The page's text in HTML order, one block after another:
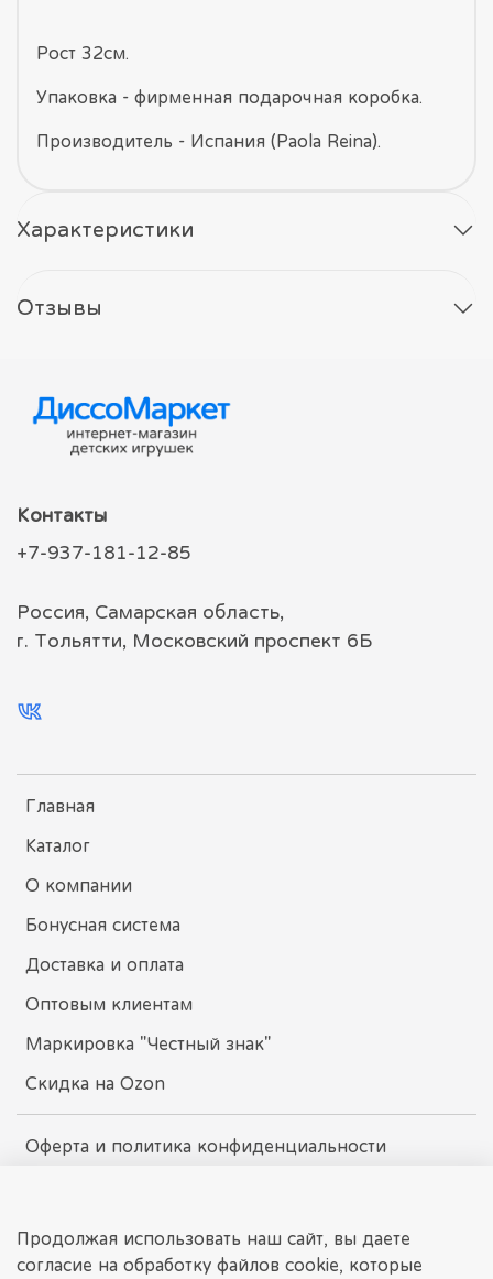
Рост 32см.
Упаковка - фирменная подарочная коробка.
Производитель - Испания (Paola Reina).
Характеристики
Отзывы
Главная
Каталог
О компании
Бонусная система
Доставка и оплата
Оптовым клиентам
Маркировка "Честный знак"
Скидка на Ozon
Оферта и политика конфиденциальности
Контакты
+7-937-181-12-85
Россия, Самарская область,
г. Тольятти, Московский проспект 6Б
Продолжая использовать наш сайт, вы даете
согласие на обработку файлов cookie, которые